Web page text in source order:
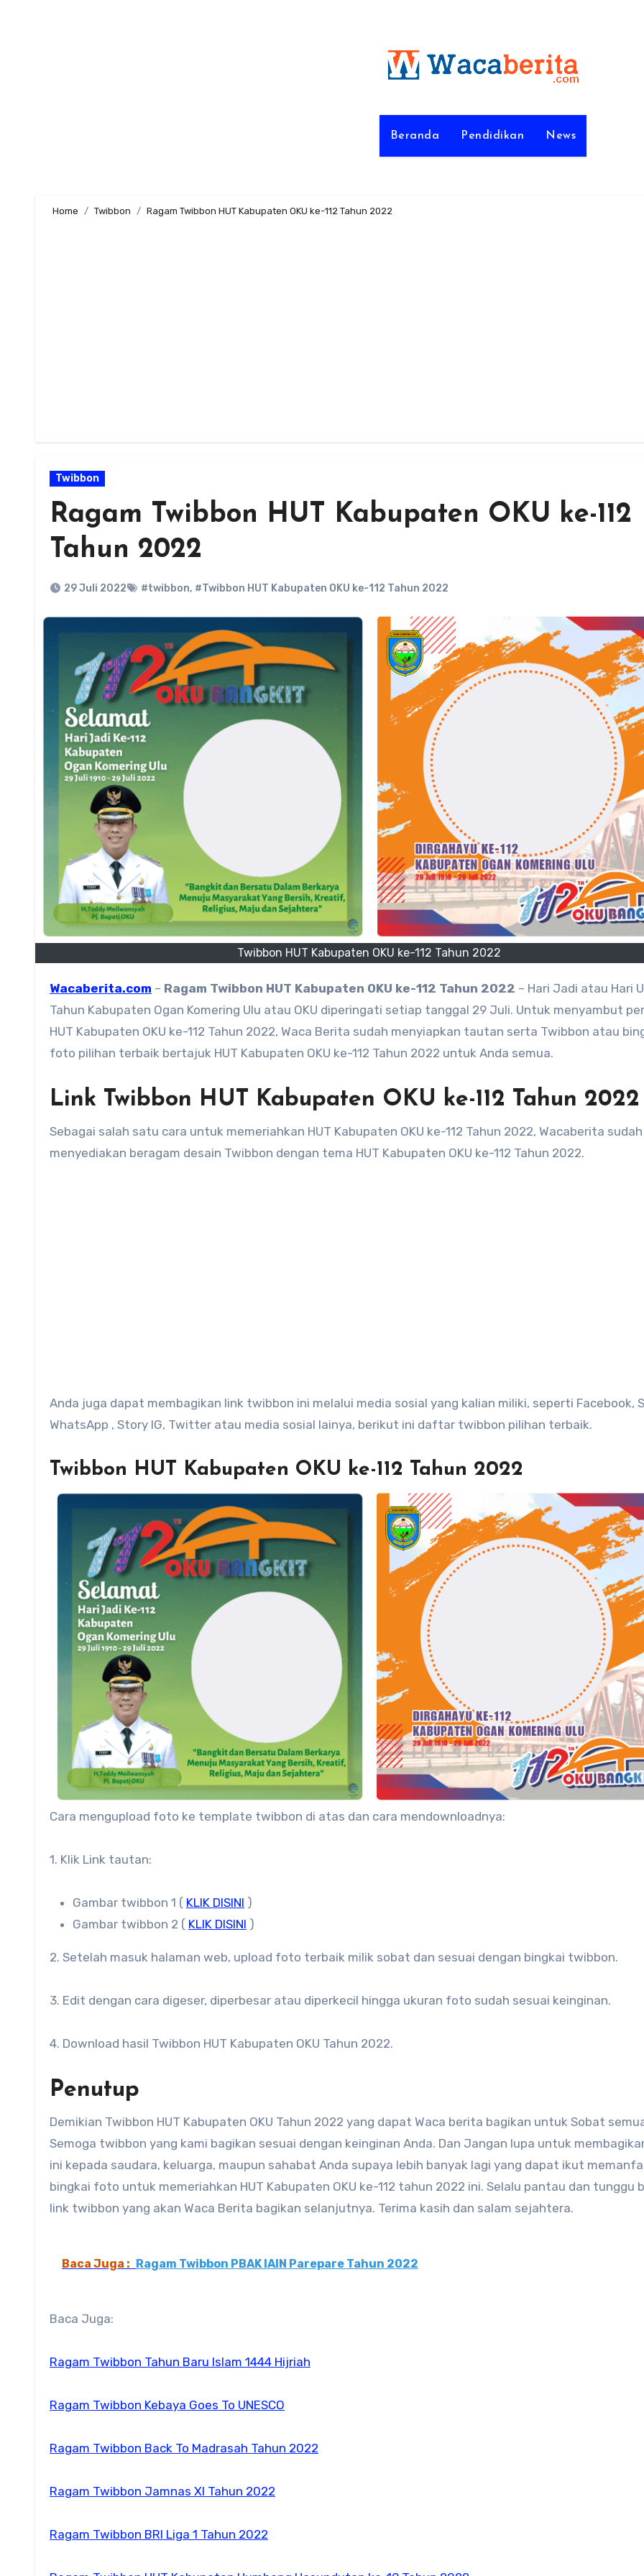
Beranda Pendidikan News
Home Twibbon Ragam Twibbon HUT Kabupaten OKU ke-112 Tahun 2022
Twibbon
Ragam Twibbon HUT Kabupaten OKU ke-112
Tahun 2022
29 Juli 2022 #twibbon, #Twibbon HUT Kabupaten OKU ke-112 Tahun 2022
Twibbon HUT Kabupaten OKU ke-112 Tahun 2022
Wacaberita.com – Ragam Twibbon HUT Kabupaten OKU ke-112 Tahun 2022 – Hari Jadi atau Hari
Tahun Kabupaten Ogan Komering Ulu atau OKU diperingati setiap tanggal 29 Juli. Untuk menyambut
HUT Kabupaten OKU ke-112 Tahun 2022, Waca Berita sudah menyiapkan tautan serta Twibbon atau
foto pilihan terbaik bertajuk HUT Kabupaten OKU ke-112 Tahun 2022 untuk Anda semua.
Link Twibbon HUT Kabupaten OKU ke-112 Tahun 2022
Sebagai salah satu cara untuk memeriahkan HUT Kabupaten OKU ke-112 Tahun 2022, Wacaberita sudah
menyediakan beragam desain Twibbon dengan tema HUT Kabupaten OKU ke-112 Tahun 2022.
Anda juga dapat membagikan link twibbon ini melalui media sosial yang kalian miliki, seperti Facebook,
WhatsApp , Story IG, Twitter atau media sosial lainya, berikut ini daftar twibbon pilihan terbaik.
Twibbon HUT Kabupaten OKU ke-112 Tahun 2022
Cara mengupload foto ke template twibbon di atas dan cara mendownloadnya:
1. Klik Link tautan:
Gambar twibbon 1 ( KLIK DISINI )
Gambar twibbon 2 ( KLIK DISINI )
2. Setelah masuk halaman web, upload foto terbaik milik sobat dan sesuai dengan bingkai twibbon.
3. Edit dengan cara digeser, diperbesar atau diperkecil hingga ukuran foto sudah sesuai keinginan.
4. Download hasil Twibbon HUT Kabupaten OKU Tahun 2022.
Penutup
Demikian Twibbon HUT Kabupaten OKU Tahun 2022 yang dapat Waca berita bagikan untuk Sobat
Semoga twibbon yang kami bagikan sesuai dengan keinginan Anda. Dan Jangan lupa untuk
ini kepada saudara, keluarga, maupun sahabat Anda supaya lebih banyak lagi yang dapat ikut
bingkai foto untuk memeriahkan HUT Kabupaten OKU ke-112 tahun 2022 ini. Selalu pantau dan tunggu
link twibbon yang akan Waca Berita bagikan selanjutnya. Terima kasih dan salam sejahtera.
Baca Juga : Ragam Twibbon PBAK IAIN Parepare Tahun 2022
Baca Juga:
Ragam Twibbon Tahun Baru Islam 1444 Hijriah
Ragam Twibbon Kebaya Goes To UNESCO
Ragam Twibbon Back To Madrasah Tahun 2022
Ragam Twibbon Jamnas XI Tahun 2022
Ragam Twibbon BRI Liga 1 Tahun 2022